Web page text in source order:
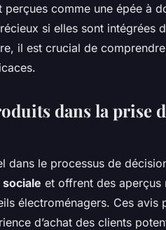
comme une épée à
si elles sont intégrées
il est crucial de
dans la prise
dans le processus de
et offrent des aperçus
électroménagers. Ces avis
d’achat des clients